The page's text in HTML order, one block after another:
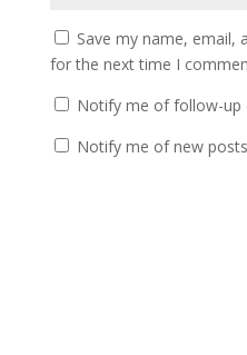
Save my name, email,
for the next time I
Notify me of follow-up
Notify me of new